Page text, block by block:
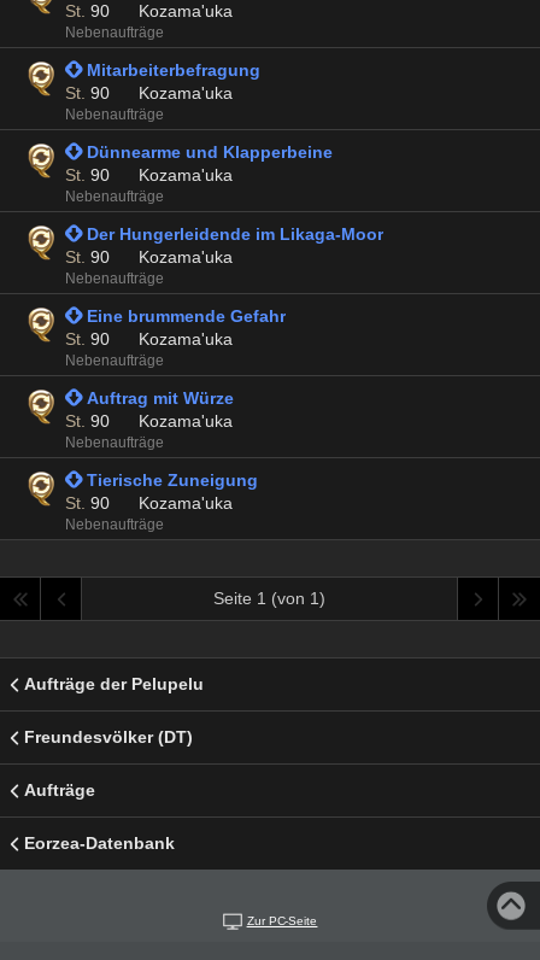
St. 90 Kozama'uka
Nebenaufträge
 Mitarbeiterbefragung
St. 90 Kozama'uka
Nebenaufträge
 Dünnearme und Klapperbeine
St. 90 Kozama'uka
Nebenaufträge
 Der Hungerleidende im Likaga-Moor
St. 90 Kozama'uka
Nebenaufträge
 Eine brummende Gefahr
St. 90 Kozama'uka
Nebenaufträge
 Auftrag mit Würze
St. 90 Kozama'uka
Nebenaufträge
 Tierische Zuneigung
St. 90 Kozama'uka
Nebenaufträge
Seite 1 (von 1)
Aufträge der Pelupelu
Freundesvölker (DT)
Aufträge
Eorzea-Datenbank
Zur PC-Seite